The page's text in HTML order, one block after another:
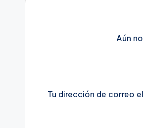
Aún
Tu dirección de correo